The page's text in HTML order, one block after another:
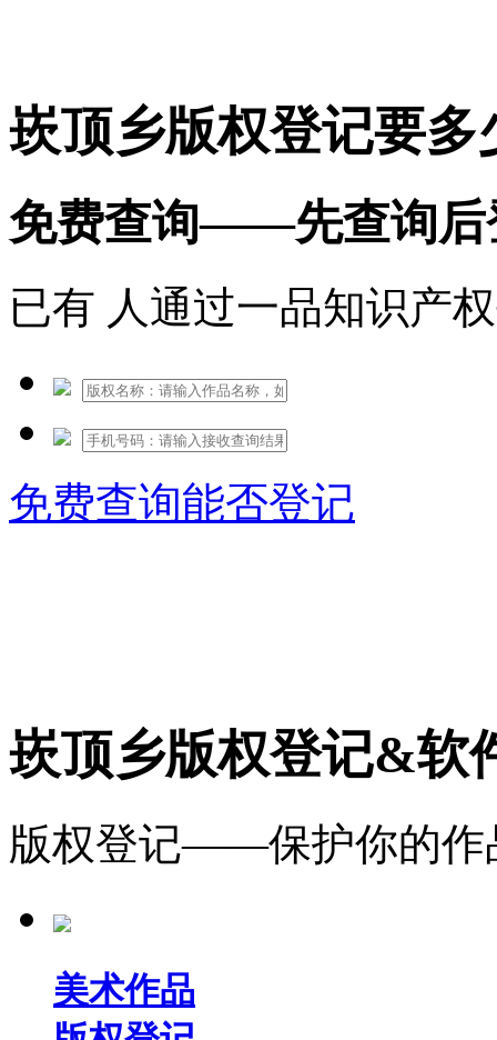
崁顶乡版权登记要多
免费查询——先查询后
已有 人通过一品知识产
免费查询能否登记
崁顶乡版权登记&软
版权登记——保护你的作
美术作品